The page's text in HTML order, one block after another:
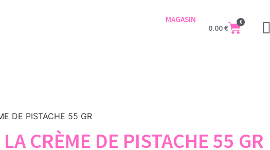
MAGASIN
0.00€
0
DE PISTACHE 55 GR
CRÈME DE PISTACHE 55 GR